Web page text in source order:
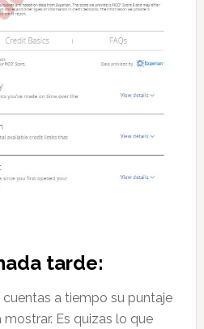
tarde:
a tiempo su puntaje
Es quizas lo que